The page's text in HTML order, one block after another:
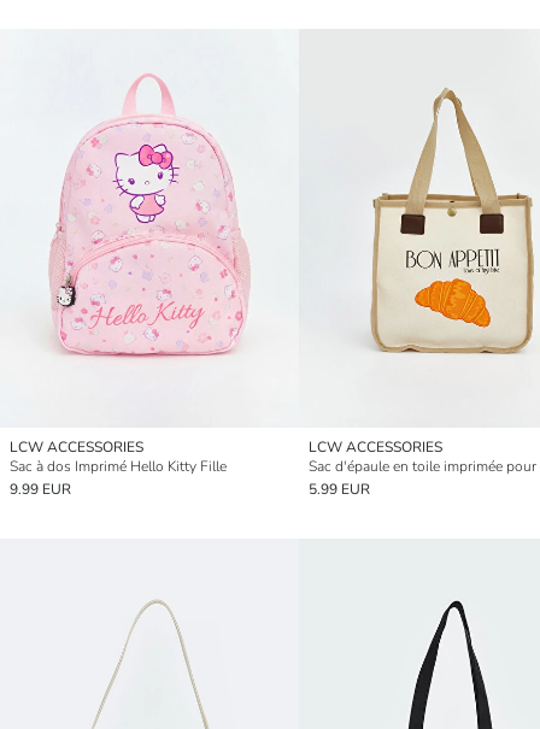
LCW ACCESSORIES
Sac à dos Imprimé Hello Kitty Fille
9.99 EUR
LCW ACCESSORIES
Sac d'épaule en toile imprimée pour
5.99 EUR